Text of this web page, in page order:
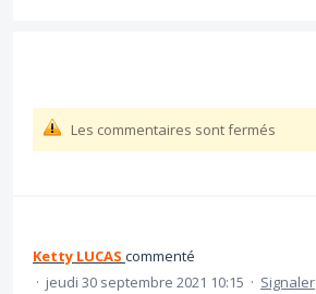
Les commentaires sont fermés
Ketty LUCAS commenté
· jeudi 30 septembre 2021 10:15 · Signaler